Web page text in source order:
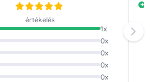
értékelés
1x
0x
0x
0x
0x